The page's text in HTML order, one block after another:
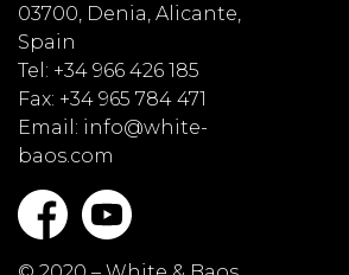
03700, Denia, Alicante,
Spain
Tel: +34 966 426 185
Fax: +34 965 784 471
Email: info@white-
baos.com